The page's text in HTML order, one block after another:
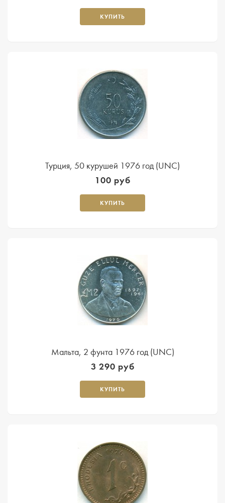
КУПИТЬ
Турция, 50 курушей 1976 год (UNC)
100 руб
КУПИТЬ
Мальта, 2 фунта 1976 год (UNC)
3 290 руб
КУПИТЬ